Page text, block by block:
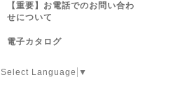
【重要】お電話でのお問い合わ
せについて
電子カタログ
Select Language ▼